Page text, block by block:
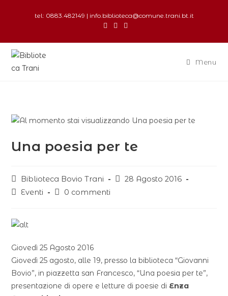
tel: 0883.482149 | info.biblioteca@comune.trani.bt.it
Menu
Una poesia per te
Biblioteca Bovio Trani
28 Agosto 2016
Eventi
0 commenti
Giovedì 25 Agosto 2016
Giovedì 25 agosto, alle 19, presso la biblioteca “Giovanni
Bovio”, in piazzetta san Francesco, “Una poesia per te”,
presentazione di opere e letture di poesie di Enza